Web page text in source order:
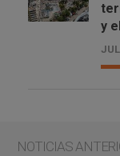
y
NOTICIAS